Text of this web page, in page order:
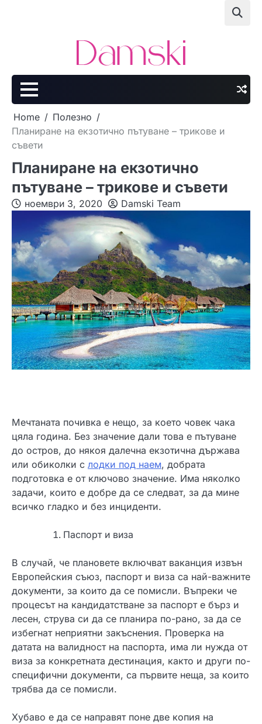
Home
Полезно
Планиране на екзотично пътуване – трикове и
съвети
Планиране на екзотично
пътуване – трикове и съвети
ноември 3, 2020 Damski Team
Мечтаната почивка е нещо, за което човек чака
цяла година. Без значение дали това е пътуване
до остров, до някоя далечна екзотична държава
или обиколки с лодки под наем, добрата
подготовка е от ключово значение. Има няколко
задачи, които е добре да се следват, за да мине
всичко гладко и без инциденти.
Паспорт и виза
В случай, че плановете включват ваканция извън
Европейския съюз, паспорт и виза са най-важните
документи, за които да се помисли. Въпреки че
процесът на кандидатстване за паспорт е бърз и
лесен, струва си да се планира по-рано, за да се
избегнат неприятни закъснения. Проверка на
датата на валидност на паспорта, има ли нужда от
виза за конкретната дестинация, както и други по-
специфични документи, са първите неща, за които
трябва да се помисли.
Хубаво е да се направят поне две копия на